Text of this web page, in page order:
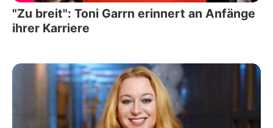
"Zu breit": Toni Garrn erinnert an Anfänge
ihrer Karriere